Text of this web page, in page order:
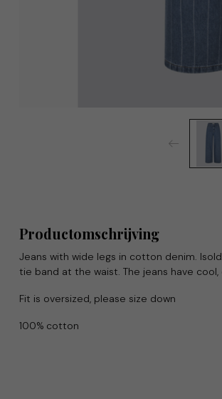
Productomschrijving
Jeans with wide legs in cotton denim.
tie band at the waist. The jeans have
Fit is oversized, please size down
100% cotton